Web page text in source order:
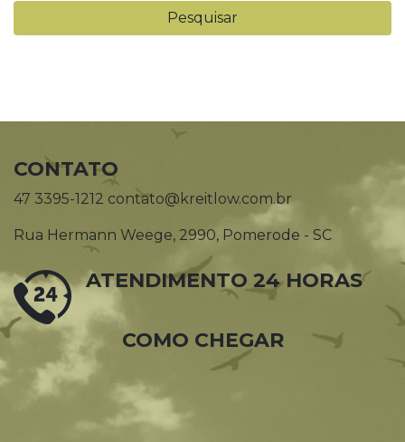
CONTATO
47 3395-1212 contato@kreitlow.com.br
Rua Hermann Weege, 2990, Pomerode - SC
ATENDIMENTO 24 HORAS
COMO CHEGAR